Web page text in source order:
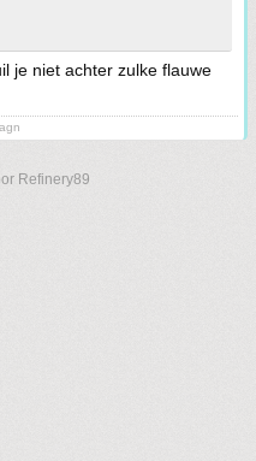
je niet achter zulke flauwe
Refinery89